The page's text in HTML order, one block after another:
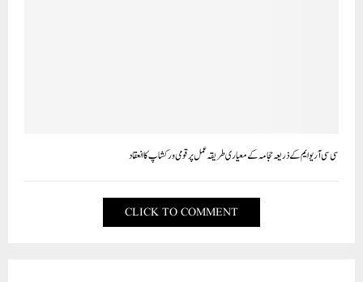
سی سی آر یو ایم کے ذریعہ حجامہ کے معیاری طریقہ عمل پر قومی ورکشاپ کا ا نعقاد
CLICK TO COMMENT